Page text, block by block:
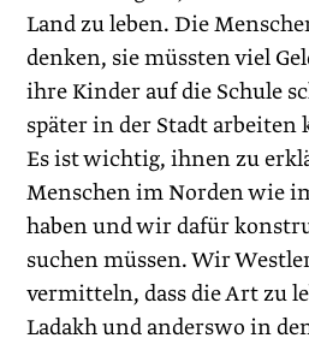
Land zu leben. Die
denken, sie müssten viel
ihre Kinder auf die Schule
später in der Stadt arbeiten
Es ist wichtig, ihnen zu
Menschen im Norden wie
haben und wir dafür
suchen müssen. Wir
vermitteln, dass die Art zu
Ladakh und anderswo in